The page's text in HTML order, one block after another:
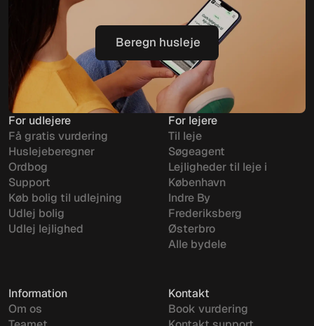
Beregn husleje
Beregn husleje
For udlejere
Få gratis vurdering
Huslejeberegner
Ordbog
Support
Køb bolig til udlejning
Udlej bolig
Udlej lejlighed
For lejere
Til leje
Søgeagent
Lejligheder til leje i
København
Indre By
Frederiksberg
Østerbro
Alle bydele
Information
Om os
Kontakt
Book vurdering